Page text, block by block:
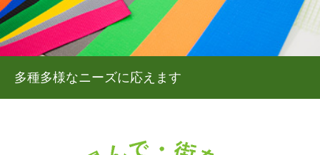
多種多様なニーズに応えます